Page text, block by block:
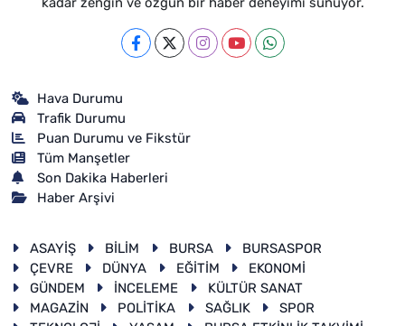
Hava Durumu
Trafik Durumu
Puan Durumu ve Fikstür
Tüm Manşetler
Son Dakika Haberleri
Haber Arşivi
ASAYİŞ BİLİM BURSA
BURSASPOR
ÇEVRE
DÜNYA EĞİTİM
EKONOMİ
GÜNDEM
İNCELEME
KÜLTÜR SANAT
MAGAZİN
POLİTİKA SAĞLIK
SPOR